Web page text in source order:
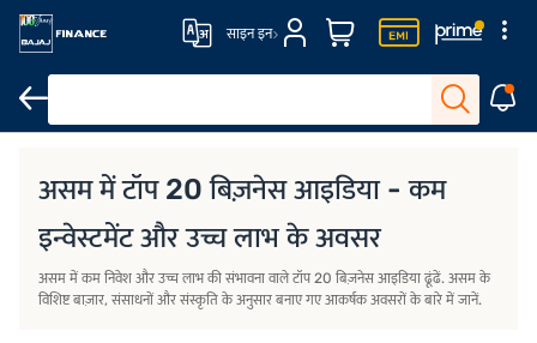
साइन इन
असम में टॉप 20 बिज़नेस आइडिया - कम
इन्वेस्टमेंट और उच्च लाभ के अवसर
असम में कम निवेश और उच्च लाभ की संभावना वाले टॉप 20 बिज़नेस आइडिया ढूंढें. असम के
विशिष्ट बाज़ार, संसाधनों और संस्कृति के अनुसार बनाए गए आकर्षक अवसरों के बारे में जानें.